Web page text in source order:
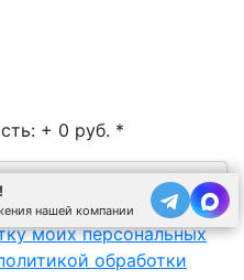
+ 0 руб. *
моих персональных
обработки
нашей компании